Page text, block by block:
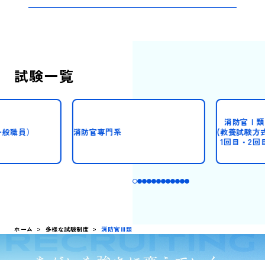
試験一覧
職員） 消防官専門系
消防官Ⅰ類
(教養試験方
1回目・2回
ホーム 多様な試験制度 消防官Ⅲ類